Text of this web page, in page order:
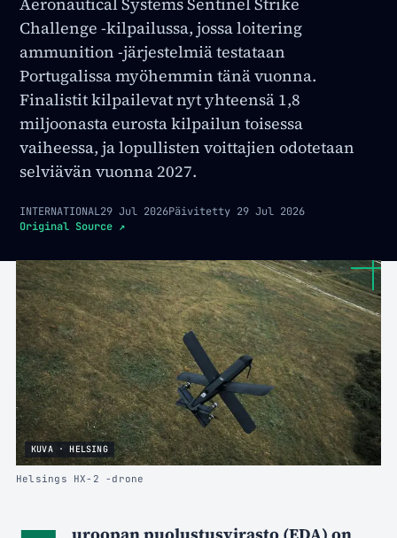
Challenge -kilpailussa, jossa loitering
ammunition -järjestelmiä testataan
Portugalissa myöhemmin tänä vuonna.
Finalistit kilpailevat nyt yhteensä 1,8
miljoonasta eurosta kilpailun toisessa
vaiheessa, ja lopullisten voittajien odotetaan
selviävän vuonna 2027.
INTERNATIONAL29 Jul 2026Päivitetty 29 Jul 2026
Original Source ↗
KUVA · HELSING
Helsings HX-2 -drone